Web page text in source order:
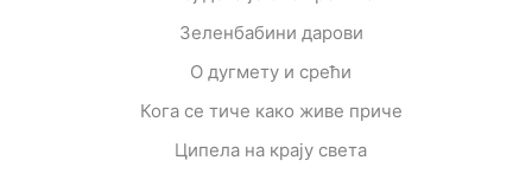
Зеленбабини дарови
О дугмету и срећи
Кога се тиче како живе приче
Ципела на крају света